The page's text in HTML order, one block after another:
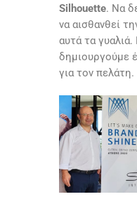
Silhouette. Να
να αισθανθεί
αυτά τα γυαλιά.
δημιουργούμε
για τον πελάτη.